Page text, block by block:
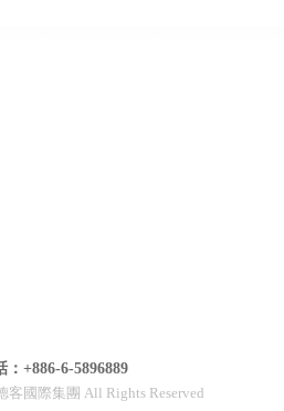
：+886-6-5896889
國際集團 All Rights Reserved